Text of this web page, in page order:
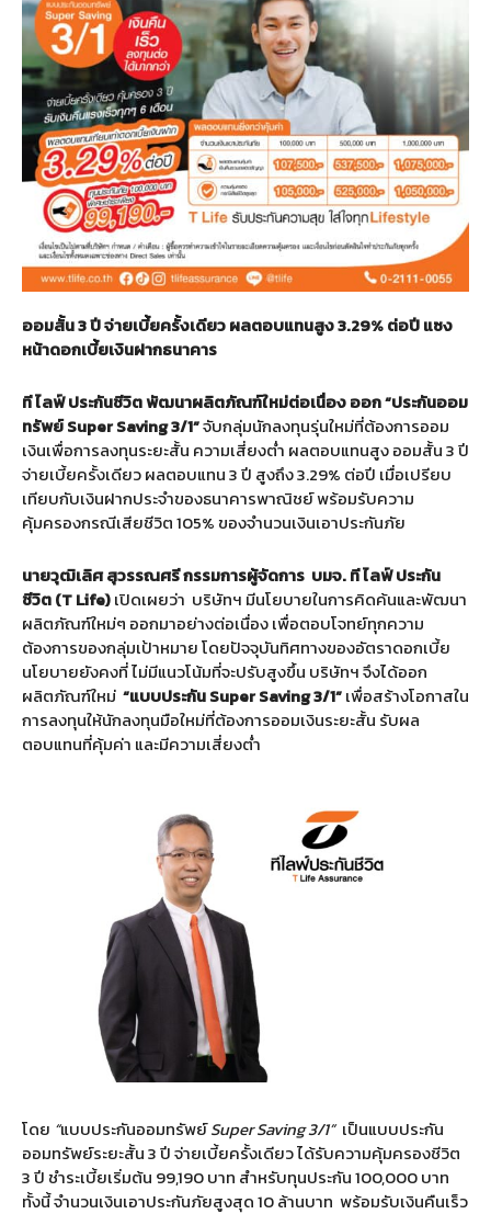
ออมสั้น3ปีจ่ายเบี้ยครั้งเดียวผลตอบแทนสูง3.29%ต่อปีแซง
หน้าดอกเบี้ยเงินฝากธนาคาร
ทีไลฟ์ประกันชีวิตพัฒนาผลิตภัณฑ์ใหม่ต่อเนื่องออก“ประกันออม
ทรัพย์Super Saving 3/1”จับกลุ่มนักลงทุนรุ่นใหม่ที่ต้องการออม
เงินเพื่อการลงทุนระยะสั้น ความเสี่ยงต่ำ ผลตอบแทนสูง ออมสั้น 3 ปี
จ่ายเบี้ยครั้งเดียว ผลตอบแทน 3 ปี สูงถึง 3.29% ต่อปี เมื่อเปรียบ
เทียบกับเงินฝากประจำของธนาคารพาณิชย์ พร้อมรับความ
คุ้มครองกรณีเสียชีวิต 105% ของจำนวนเงินเอาประกันภัย
นายวุฒิเลิศสุวรรณศรีกรรมการผู้จัดการ บมจ.ทีไลฟ์ประกัน
ชีวิต(T Life)เปิดเผยว่า บริษัทฯ มีนโยบายในการคิดค้นและพัฒนา
ผลิตภัณฑ์ใหม่ๆ ออกมาอย่างต่อเนื่อง เพื่อตอบโจทย์ทุกความ
ต้องการของกลุ่มเป้าหมาย โดยปัจจุบันทิศทางของอัตราดอกเบี้ย
นโยบายยังคงที่ ไม่มีแนวโน้มที่จะปรับสูงขึ้น บริษัทฯ จึงได้ออก
ผลิตภัณฑ์ใหม่ “แบบประกันSuper Saving 3/1”เพื่อสร้างโอกาสใน
การลงทุนให้นักลงทุนมือใหม่ที่ต้องการออมเงินระยะสั้น รับผล
ตอบแทนที่คุ้มค่า และมีความเสี่ยงต่ำ
โดย “แบบประกันออมทรัพย์Super Saving 3/1” เป็นแบบประกัน
ออมทรัพย์ระยะสั้น 3 ปี จ่ายเบี้ยครั้งเดียว ได้รับความคุ้มครองชีวิต
3 ปี ชำระเบี้ยเริ่มต้น 99,190 บาท สำหรับทุนประกัน 100,000 บาท
ทั้งนี้ จำนวนเงินเอาประกันภัยสูงสุด 10 ล้านบาท พร้อมรับเงินคืนเร็ว